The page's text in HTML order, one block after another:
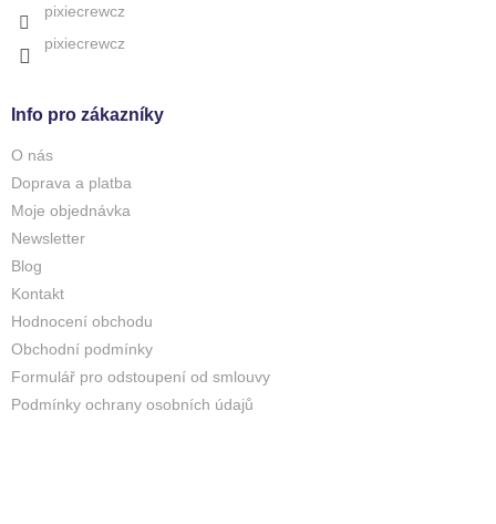
pixiecrewcz
pixiecrewcz
Info pro zákazníky
O nás
Doprava a platba
Moje objednávka
Newsletter
Blog
Kontakt
Hodnocení obchodu
Obchodní podmínky
Formulář pro odstoupení od smlouvy
Podmínky ochrany osobních údajů